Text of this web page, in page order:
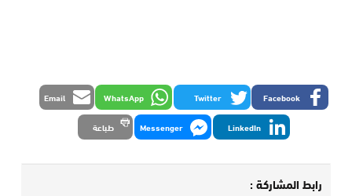
Facebook
Twitter
WhatsApp
Email
LinkedIn
Messenger طباعة
رابط المشاركة :